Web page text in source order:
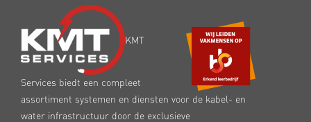
KMT
Services biedt een compleet
assortiment systemen en diensten voor de kabel- en
water infrastructuur door de exclusieve